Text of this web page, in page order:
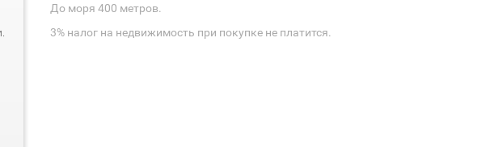
До моря 400 метров.
3% налог на недвижимость при покупке не платится.